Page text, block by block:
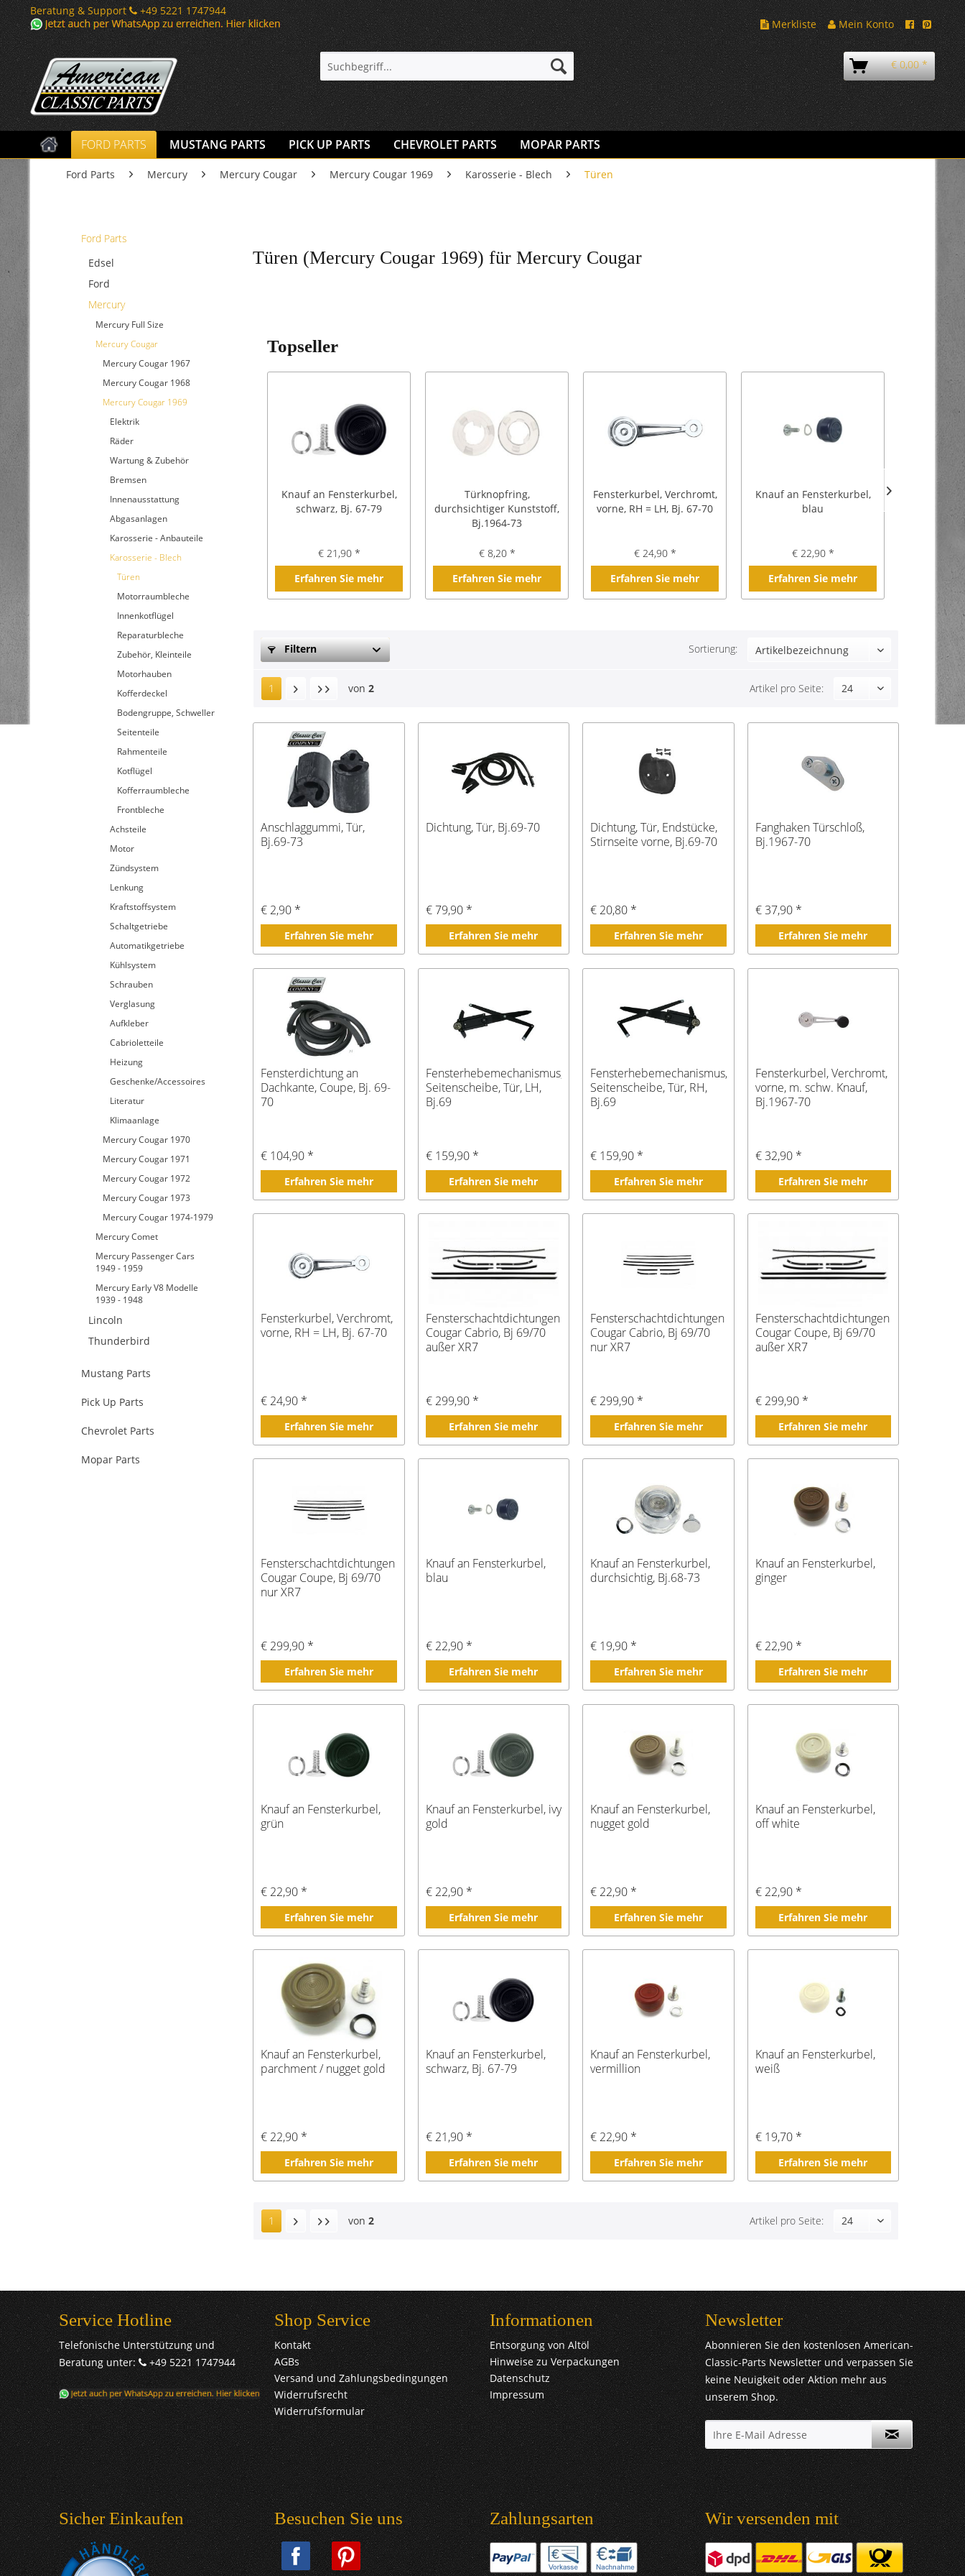
Beratung & Support
+49 5221 1747944
Merkliste
Mein Konto
€ 0,00 *
FORD PARTS MUSTANG PARTS PICK UP PARTS CHEVROLET PARTS MOPAR PARTS
Ford Parts Mercury Mercury Cougar Mercury Cougar 1969 Karosserie - Blech Türen
Ford Parts
Edsel
Ford
Mercury
Mercury Full Size
Mercury Cougar
Mercury Cougar 1967
Mercury Cougar 1968
Mercury Cougar 1969
Elektrik
Räder
Wartung & Zubehör
Bremsen
Innenausstattung
Abgasanlagen
Karosserie - Anbauteile
Karosserie - Blech
Türen
Motorraumbleche
Innenkotflügel
Reparaturbleche
Zubehör, Kleinteile
Motorhauben
Kofferdeckel
Bodengruppe, Schweller
Seitenteile
Rahmenteile
Kotflügel
Kofferraumbleche
Frontbleche
Achsteile
Motor
Zündsystem
Lenkung
Kraftstoffsystem
Schaltgetriebe
Automatikgetriebe
Kühlsystem
Schrauben
Verglasung
Aufkleber
Cabrioletteile
Heizung
Geschenke/Accessoires
Literatur
Klimaanlage
Mercury Cougar 1970
Mercury Cougar 1971
Mercury Cougar 1972
Mercury Cougar 1973
Mercury Cougar 1974-1979
Mercury Comet
Mercury Passenger Cars
1949 - 1959
Mercury Early V8 Modelle
1939 - 1948
Lincoln
Thunderbird
Mustang Parts
Pick Up Parts
Chevrolet Parts
Mopar Parts
Türen (Mercury Cougar 1969) für Mercury Cougar
Topseller
Knauf an Fensterkurbel,
schwarz, Bj. 67-79
€ 21,90 *
Erfahren Sie mehr
Türknopfring,
durchsichtiger Kunststoff,
Bj.1964-73
€ 8,20 *
Erfahren Sie mehr
Fensterkurbel, Verchromt,
vorne, RH = LH, Bj. 67-70
€ 24,90 *
Erfahren Sie mehr
Knauf an Fensterkurbel,
blau
€ 22,90 *
Erfahren Sie mehr
Filtern Sortierung:
1 von 2 Artikel pro Seite:
Anschlaggummi, Tür,
Bj.69-73
€ 2,90 *
Erfahren Sie mehr
Dichtung, Tür, Bj.69-70
€ 79,90 *
Erfahren Sie mehr
Dichtung, Tür, Endstücke,
Stirnseite vorne, Bj.69-70
€ 20,80 *
Erfahren Sie mehr
Fanghaken Türschloß,
Bj.1967-70
€ 37,90 *
Erfahren Sie mehr
Fensterdichtung an
Dachkante, Coupe, Bj. 69-
70
€ 104,90 *
Erfahren Sie mehr
Fensterhebemechanismus,
Seitenscheibe, Tür, LH,
Bj.69
€ 159,90 *
Erfahren Sie mehr
Fensterhebemechanismus,
Seitenscheibe, Tür, RH,
Bj.69
€ 159,90 *
Erfahren Sie mehr
Fensterkurbel, Verchromt,
vorne, m. schw. Knauf,
Bj.1967-70
€ 32,90 *
Erfahren Sie mehr
Fensterkurbel, Verchromt,
vorne, RH = LH, Bj. 67-70
€ 24,90 *
Erfahren Sie mehr
Fensterschachtdichtungen
Cougar Cabrio, Bj 69/70
außer XR7
€ 299,90 *
Erfahren Sie mehr
Fensterschachtdichtungen
Cougar Cabrio, Bj 69/70
nur XR7
€ 299,90 *
Erfahren Sie mehr
Fensterschachtdichtungen
Cougar Coupe, Bj 69/70
außer XR7
€ 299,90 *
Erfahren Sie mehr
Fensterschachtdichtungen
Cougar Coupe, Bj 69/70
nur XR7
€ 299,90 *
Erfahren Sie mehr
Knauf an Fensterkurbel,
blau
€ 22,90 *
Erfahren Sie mehr
Knauf an Fensterkurbel,
durchsichtig, Bj.68-73
€ 19,90 *
Erfahren Sie mehr
Knauf an Fensterkurbel,
ginger
€ 22,90 *
Erfahren Sie mehr
Knauf an Fensterkurbel,
grün
€ 22,90 *
Erfahren Sie mehr
Knauf an Fensterkurbel, ivy
gold
€ 22,90 *
Erfahren Sie mehr
Knauf an Fensterkurbel,
nugget gold
€ 22,90 *
Erfahren Sie mehr
Knauf an Fensterkurbel,
off white
€ 22,90 *
Erfahren Sie mehr
Knauf an Fensterkurbel,
parchment / nugget gold
€ 22,90 *
Erfahren Sie mehr
Knauf an Fensterkurbel,
schwarz, Bj. 67-79
€ 21,90 *
Erfahren Sie mehr
Knauf an Fensterkurbel,
vermillion
€ 22,90 *
Erfahren Sie mehr
Knauf an Fensterkurbel,
weiß
€ 19,70 *
Erfahren Sie mehr
1 von 2 Artikel pro Seite:
Service Hotline
Telefonische Unterstützung und
Beratung unter:
+49 5221 1747944
Shop Service
Kontakt
AGBs
Versand und Zahlungsbedingungen
Widerrufsrecht
Widerrufsformular
Informationen
Entsorgung von Altöl
Hinweise zu Verpackungen
Datenschutz
Impressum
Newsletter
Abonnieren Sie den kostenlosen American-
Classic-Parts Newsletter und verpassen Sie
keine Neuigkeit oder Aktion mehr aus
unserem Shop.
Sicher Einkaufen Besuchen Sie uns Zahlungsarten Wir versenden mit